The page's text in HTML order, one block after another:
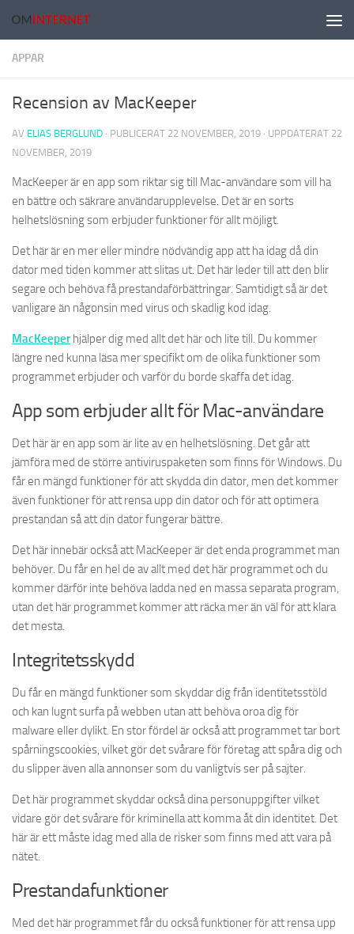
Hoppa till innehåll
APPAR
Recension av MacKeeper
AV ELIAS BERGLUND · PUBLICERAT 22 NOVEMBER, 2019 · UPPDATERAT 22
NOVEMBER, 2019
MacKeeper är en app som riktar sig till Mac-användare som vill ha
en bättre och säkrare användarupplevelse. Det är en sorts
helhetslösning som erbjuder funktioner för allt möjligt.
Det här är en mer eller mindre nödvändig app att ha idag då din
dator med tiden kommer att slitas ut. Det här leder till att den blir
segare och behöva få prestandaförbättringar. Samtidigt så är det
vanligare än någonsin med virus och skadlig kod idag.
MacKeeperhjälper dig med allt det här och lite till. Du kommer
längre ned kunna läsa mer specifikt om de olika funktioner som
programmet erbjuder och varför du borde skaffa det idag.
App som erbjuder allt för Mac-användare
Det här är en app som är lite av en helhetslösning. Det går att
jämföra med de större antiviruspaketen som finns för Windows. Du
får en mängd funktioner för att skydda din dator, men det kommer
även funktioner för att rensa upp din dator och för att optimera
prestandan så att din dator fungerar bättre.
Det här innebär också att MacKeeper är det enda programmet man
behöver. Du får en hel de av allt med det här programmet och du
kommer därför inte behöva ladda ned en massa separata program,
utan det här programmet kommer att räcka mer än väl för att klara
det mesta.
Integritetsskydd
Du får en mängd funktioner som skyddar dig från identitetsstöld
och kan lugnt surfa på webben utan att behöva oroa dig för
malware eller dylikt. En stor fördel är också att programmet tar bort
spårningscookies, vilket gör det svårare för företag att spåra dig och
du slipper även alla annonser som du vanligtvis ser på sajter.
Det här programmet skyddar också dina personuppgifter vilket
vidare gör det svårare för kriminella att komma åt din identitet. Det
här är ett måste idag med alla de risker som finns med att vara på
nätet.
Prestandafunktioner
Med det här programmet får du också funktioner för att rensa upp